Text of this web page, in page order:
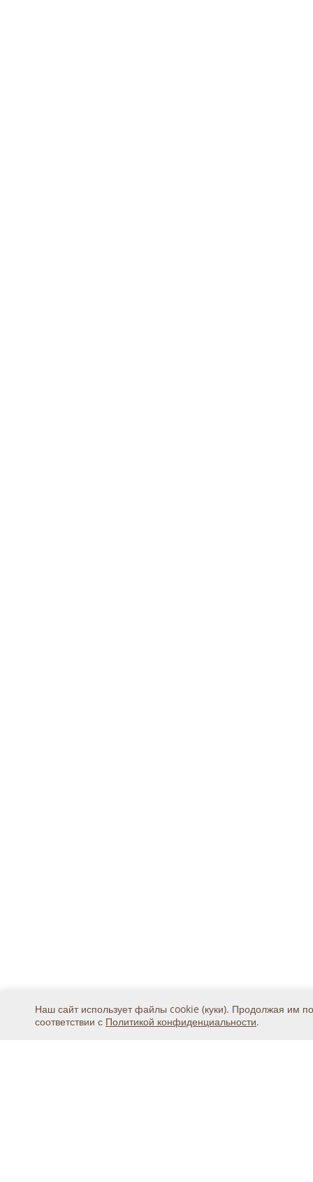
Наш сайт использует файлы cookie (куки). Продолжая им
соответствии с Политикой конфиденциальности.